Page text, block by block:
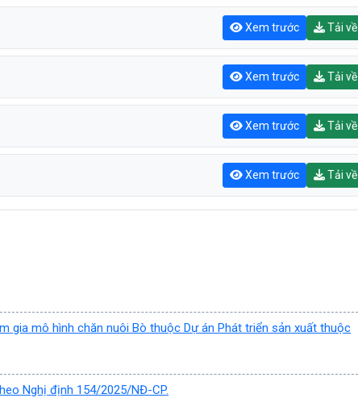
Xem trước Tải về
Xem trước Tải về
Xem trước Tải về
Xem trước Tải về
gia mô hình chăn nuôi Bò thuộc Dự án Phát triển sản xuất thuộc
Nghị định 154/2025/NĐ-CP.